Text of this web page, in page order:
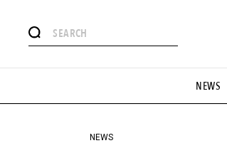
NEWS
#憧れの逸品
#GH 銘品の所以 #フイナムのYouTube
#HANDSOME HANDBOOK
NEWS